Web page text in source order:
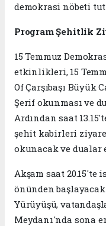
demokrasi nöbeti
Program Şehitlik
15 Temmuz
etkinlikleri, 15
Of Çarşıbaşı
Şerif okunması ve
Ardından saat
şehit kabirleri
okunacak ve dualar
Akşam saat 20.15'te
önünden
Yürüyüşü,
Meydanı'nda sona